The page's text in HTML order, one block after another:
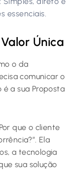
essenciais.
Única
o da
comunicar o
a sua Proposta
que o cliente
Ela
a tecnologia
sua solução